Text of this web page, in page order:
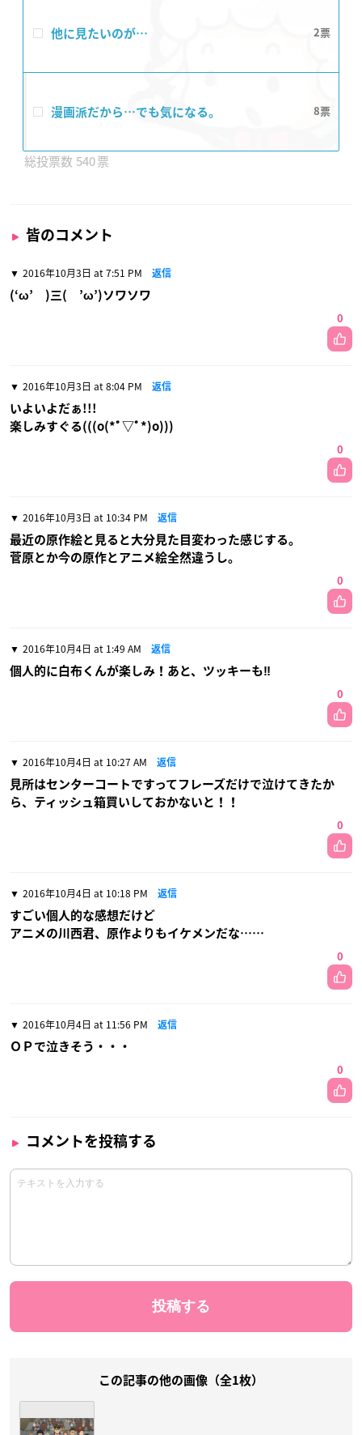
他に見たいのが… 2
漫画派だから…でも気になる。 8
540
皆のコメント
2016年10月3日 at 7:51 PM 返信
(‘ω’ )三( ’ω’)ソワソワ
0
2016年10月3日 at 8:04 PM 返信
いよいよだぁ!!!
楽しみすぐる(((o(*ﾟ▽ﾟ*)o)))
0
2016年10月3日 at 10:34 PM 返信
最近の原作絵と見ると大分見た目変わった感じする。
菅原とか今の原作とアニメ絵全然違うし。
0
2016年10月4日 at 1:49 AM 返信
個人的に白布くんが楽しみ！あと、ツッキーも‼︎
0
2016年10月4日 at 10:27 AM 返信
見所はセンターコートですってフレーズだけで泣けてきたか
ら、ティッシュ箱買いしておかないと！！
0
2016年10月4日 at 10:18 PM 返信
すごい個人的な感想だけど
アニメの川西君、原作よりもイケメンだな……
0
2016年10月4日 at 11:56 PM 返信
ＯＰで泣きそう・・・
0
コメントを投稿する
この記事の他の画像（全1枚）